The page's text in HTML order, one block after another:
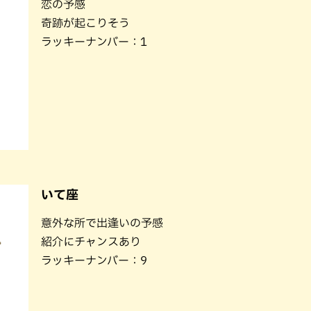
恋の予感
奇跡が起こりそう
ラッキーナンバー：1
いて座
意外な所で出逢いの予感
紹介にチャンスあり
ラッキーナンバー：9